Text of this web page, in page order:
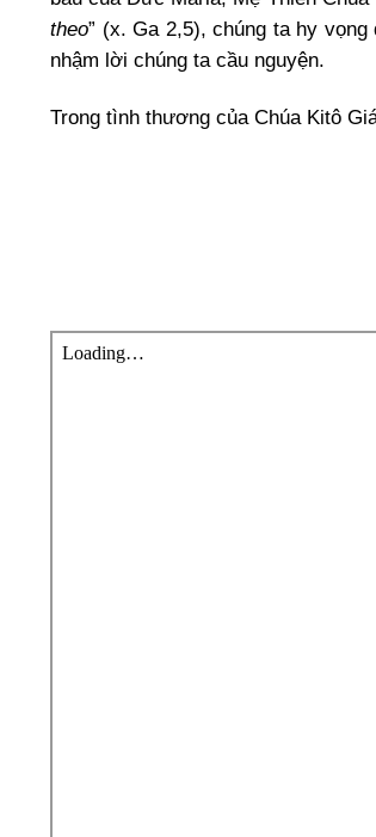
theo” (x. Ga 2,5), chúng ta hy
nhậm lời chúng ta cầu nguyện.
Trong tình thương của Chúa Kitô